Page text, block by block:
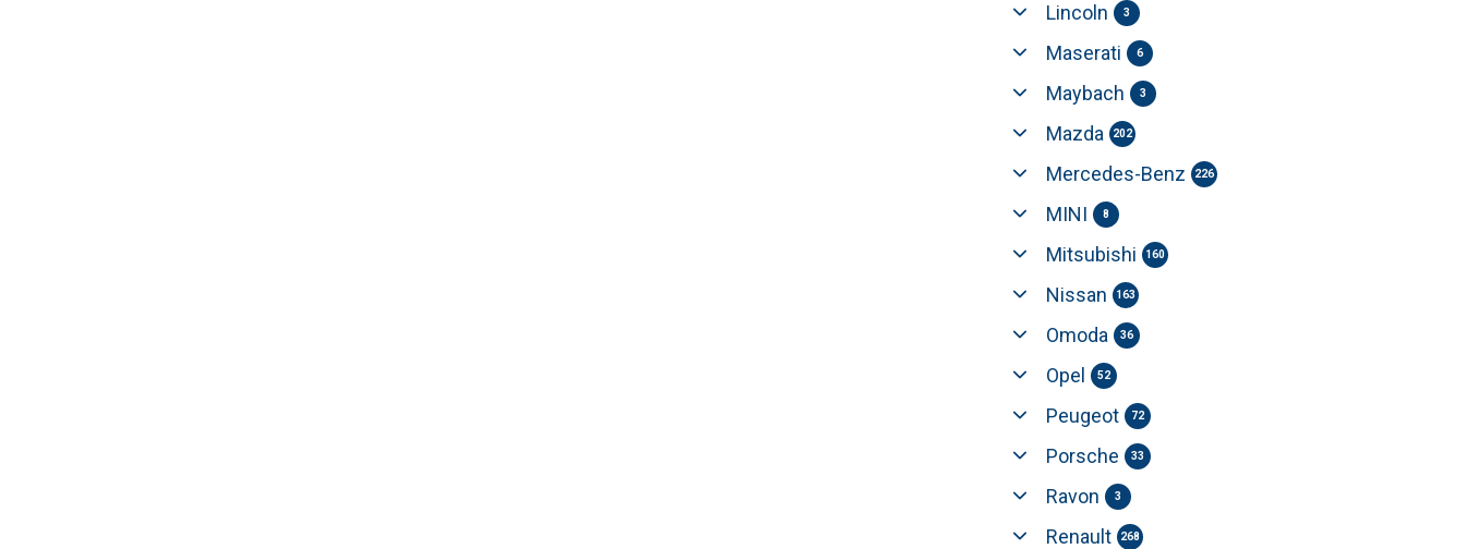
Lincoln 3
Maserati 6
Maybach 3
Mazda 202
Mercedes-Benz 226
MINI 8
Mitsubishi 160
Nissan 163
Omoda 36
Opel 52
Peugeot 72
Porsche 33
Ravon 3
Renault 268